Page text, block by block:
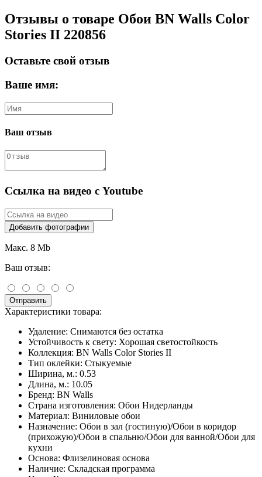
Отзывы о товаре Обои BN Walls Color
Stories II 220856
Оставьте свой отзыв
Ваше имя:
Ваш отзыв
Ссылка на видео с Youtube
Добавить фотографии
Макс. 8 Mb
Ваш отзыв:
Отправить
Характеристики товара:
Удаление: Снимаются без остатка
Устойчивость к свету: Хорошая светостойкость
Коллекция: BN Walls Color Stories II
Тип оклейки: Стыкуемые
Ширина, м.: 0.53
Длина, м.: 10.05
Бренд: BN Walls
Страна изготовления: Обои Нидерланды
Материал: Виниловые обои
Назначение: Обои в зал (гостиную)/Обои в коридор
(прихожую)/Обои в спальню/Обои для ванной/Обои для
кухни
Основа: Флизелиновая основа
Наличие: Складская программа